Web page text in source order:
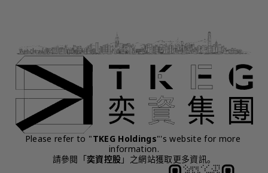
Please refer to "TKEG Holdings"'s website for more
information.
請參閱「奕資控股 」之網站獲取更多資訊。